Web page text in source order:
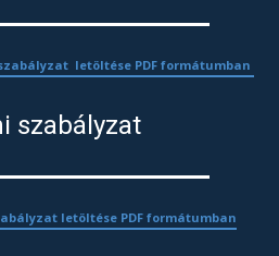
letöltése PDF formátumban
szabályzat
letöltése PDF formátumban